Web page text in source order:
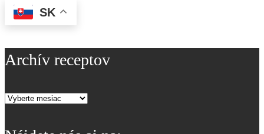
SK
Archív receptov
Archív